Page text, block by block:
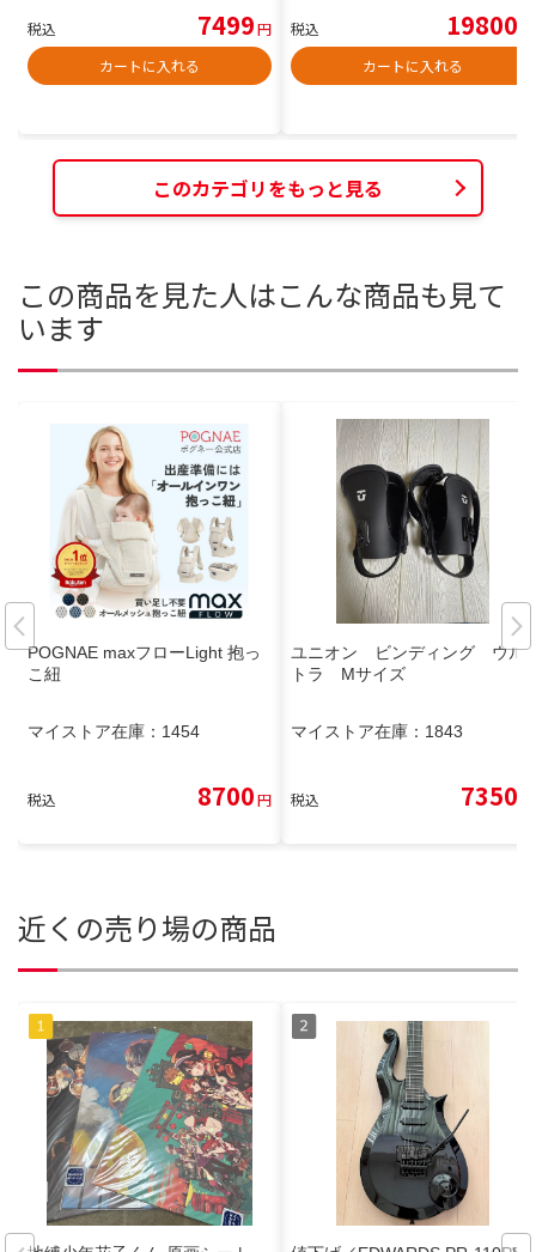
税込 7499円
カートに入れる
税込 19800
カートに入れる
このカテゴリをもっと見る
この商品を見た人はこんな商品も見て
います
POGNAE maxフローLight 抱っ
こ紐
マイストア在庫： 1454
税込 8700円
ユニオン ビンディング ウル
トラ Mサイズ
マイストア在庫： 1843
税込 7350
近くの売り場の商品